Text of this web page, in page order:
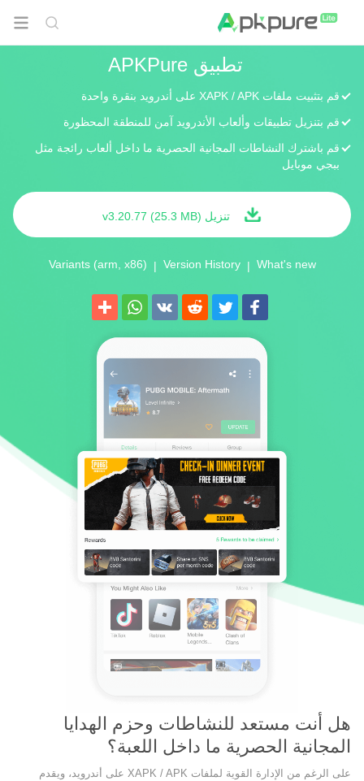
تطبيق APKPure
قم بتثبيت ملفات XAPK / APK على أندرويد بنقرة واحدة
قم بتنزيل تطبيقات وألعاب الأندرويد آمن للمنطقة المحظورة
قم باشترك النشاطات المجانية الحصرية ما داخل ألعاب رائجة مثل
ببجي موبايل
تنزيل v3.20.77 (25.3 MB)
What's new
|
Version History
|
Variants (arm, x86)
هل أنت مستعد للنشاطات وحزم الهدايا
المجانية الحصرية ما داخل اللعبة؟
على الرغم من الإدارة القوية لملفات XAPK / APK على أندرويد، ويقدم